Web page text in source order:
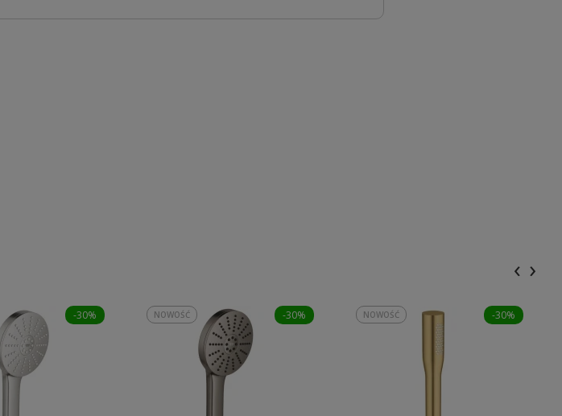
-30% -30%
NOWOŚĆ -30%
NOWOŚĆ
‹ ›